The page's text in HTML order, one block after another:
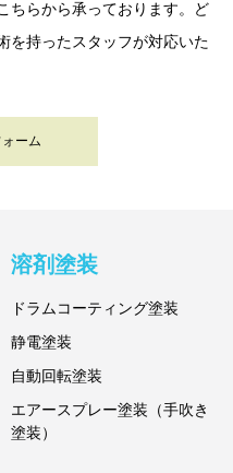
ちらから承っております。ど
を持ったスタッフが対応いた
ーム
溶剤塗装
ドラムコーティング塗装
静電塗装
自動回転塗装
エアースプレー塗装（手吹き
塗装）